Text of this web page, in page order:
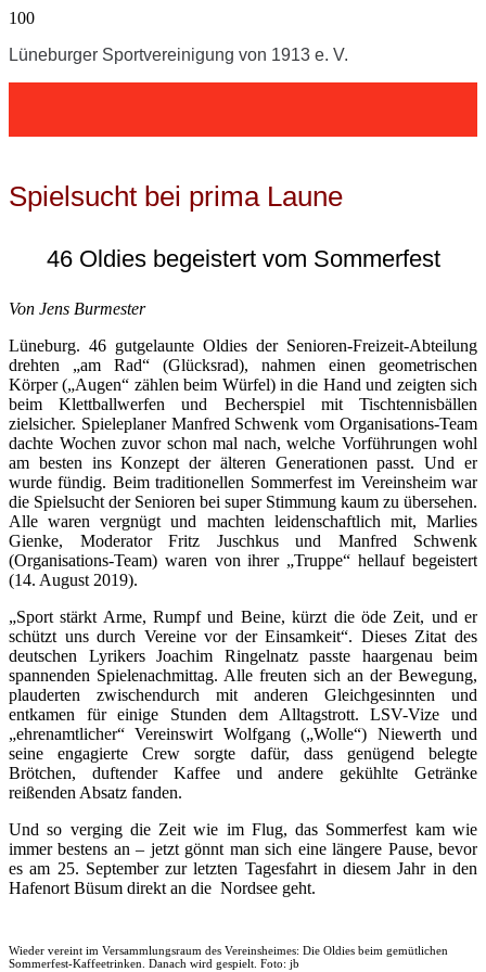
Lüneburger Sportvereinigung von 1913 e. V.
Spielsucht bei prima Laune
46 Oldies begeistert vom Sommerfest
Von Jens Burmester
Lüneburg. 46 gutgelaunte Oldies der Senioren-Freizeit-Abteilung
drehten „am Rad“ (Glücksrad), nahmen einen geometrischen
Körper („Augen“ zählen beim Würfel) in die Hand und zeigten sich
beim Klettballwerfen und Becherspiel mit Tischtennisbällen
zielsicher. Spieleplaner Manfred Schwenk vom Organisations-Team
dachte Wochen zuvor schon mal nach, welche Vorführungen wohl
am besten ins Konzept der älteren Generationen passt. Und er
wurde fündig. Beim traditionellen Sommerfest im Vereinsheim war
die Spielsucht der Senioren bei super Stimmung kaum zu übersehen.
Alle waren vergnügt und machten leidenschaftlich mit, Marlies
Gienke, Moderator Fritz Juschkus und Manfred Schwenk
(Organisations-Team) waren von ihrer „Truppe“ hellauf begeistert
(14. August 2019).
„Sport stärkt Arme, Rumpf und Beine, kürzt die öde Zeit, und er
schützt uns durch Vereine vor der Einsamkeit“. Dieses Zitat des
deutschen Lyrikers Joachim Ringelnatz passte haargenau beim
spannenden Spielenachmittag. Alle freuten sich an der Bewegung,
plauderten zwischendurch mit anderen Gleichgesinnten und
entkamen für einige Stunden dem Alltagstrott. LSV-Vize und
„ehrenamtlicher“ Vereinswirt Wolfgang („Wolle“) Niewerth und
seine engagierte Crew sorgte dafür, dass genügend belegte
Brötchen, duftender Kaffee und andere gekühlte Getränke
reißenden Absatz fanden.
Und so verging die Zeit wie im Flug, das Sommerfest kam wie
immer bestens an – jetzt gönnt man sich eine längere Pause, bevor
es am 25. September zur letzten Tagesfahrt in diesem Jahr in den
Hafenort Büsum direkt an die Nordsee geht.
Wieder vereint im Versammlungsraum des Vereinsheimes: Die Oldies beim gemütlichen
Sommerfest-Kaffeetrinken. Danach wird gespielt. Foto: jb